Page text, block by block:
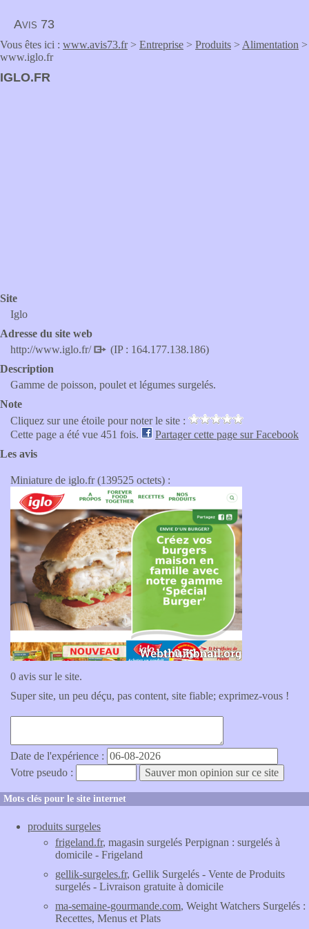
Avis 73
Vous êtes ici : www.avis73.fr> Entreprise > Produits > Alimentation >
www.iglo.fr
IGLO.FR
Site
Iglo
Adresse du site web
http://www.iglo.fr/
(IP : 164.177.138.186)
Description
Gamme de poisson, poulet et légumes surgelés.
Note
Cliquez sur une étoile pour noter le site :
Cette page a été vue 451 fois.
Partager cette page sur Facebook
Les avis
Miniature de iglo.fr (139525 octets) :
0 avis sur le site.
Super site, un peu déçu, pas content, site fiable; exprimez-vous !
Date de l'expérience :
Votre pseudo :
Mots clés pour le site internet
produits surgeles
frigeland.fr, magasin surgelés Perpignan : surgelés à
domicile - Frigeland
gellik-surgeles.fr, Gellik Surgelés - Vente de Produits
surgelés - Livraison gratuite à domicile
ma-semaine-gourmande.com, Weight Watchers Surgelés :
Recettes, Menus et Plats